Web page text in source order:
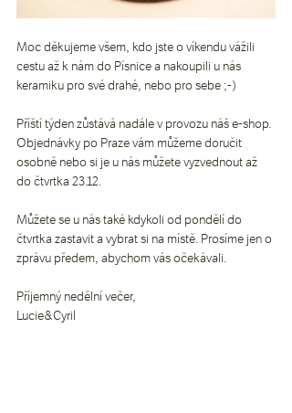
Moc děkujeme všem, kdo jste o víkendu vážili
cestu až k nám do Písnice a nakoupili u nás
keramiku pro své drahé, nebo pro sebe ;-)
Příští týden zůstává nadále v provozu náš e-shop.
Objednávky po Praze vám můžeme doručit
osobně nebo si je u nás můžete vyzvednout až
do čtvrtka 23.12.
Můžete se u nás také kdykoli od pondělí do
čtvrtka zastavit a vybrat si na místě. Prosíme jen o
zprávu předem, abychom vás očekávali.
Příjemný nedělní večer,
Lucie&Cyril